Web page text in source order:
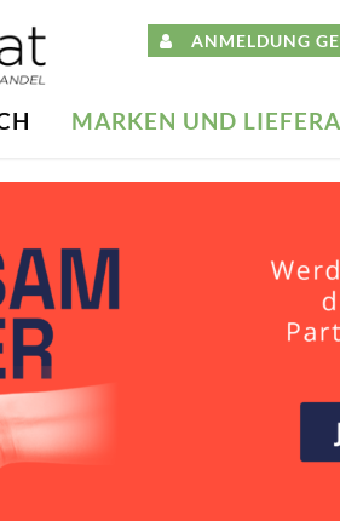
ANMELDUNG
MARKEN UND